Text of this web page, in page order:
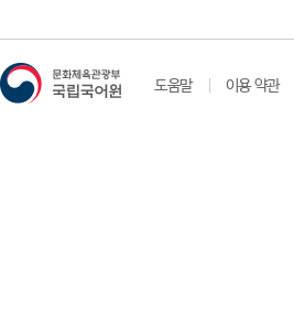
도움말 이용 약관